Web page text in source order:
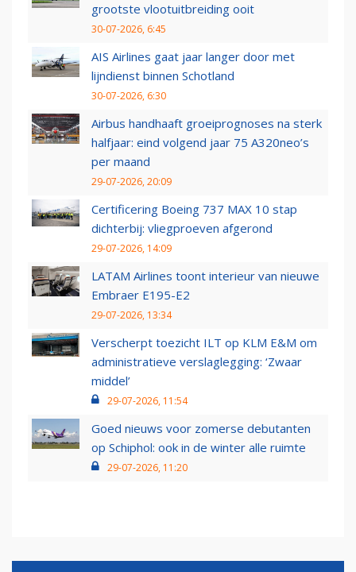
grootste vlootuitbreiding ooit
30-07-2026, 6:45
AIS Airlines gaat jaar langer door met
lijndienst binnen Schotland
30-07-2026, 6:30
Airbus handhaaft groeiprognoses na sterk
halfjaar: eind volgend jaar 75 A320neo’s
per maand
29-07-2026, 20:09
Certificering Boeing 737 MAX 10 stap
dichterbij: vliegproeven afgerond
29-07-2026, 14:09
LATAM Airlines toont interieur van nieuwe
Embraer E195-E2
29-07-2026, 13:34
Verscherpt toezicht ILT op KLM E&M om
administratieve verslaglegging: ‘Zwaar
middel’
29-07-2026, 11:54
Goed nieuws voor zomerse debutanten
op Schiphol: ook in de winter alle ruimte
29-07-2026, 11:20